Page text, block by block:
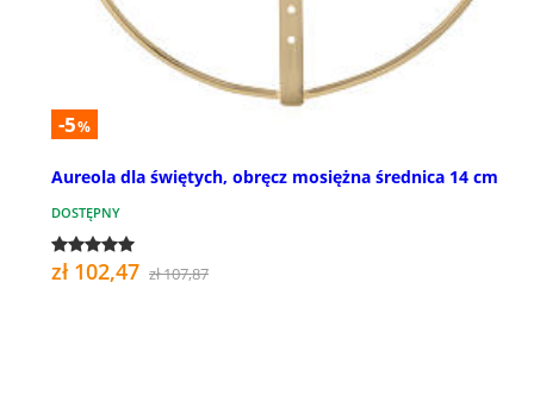
-5%
Aureola dla świętych, obręcz mosiężna średnica 14 cm
DOSTĘPNY
zł 102,47 zł 107,87